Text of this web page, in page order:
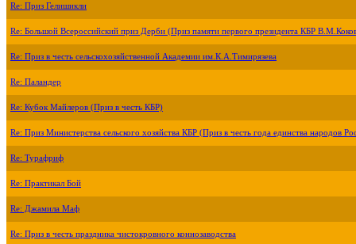
Re: Приз Гелишикли
Re: Большой Всероссийский приз Дерби (Приз памяти первого президента КБР
Re: Приз в честь сельскохозяйственной Академии им.К.А.Тимирязева
Re: Паландер
Re: Кубок Майлеров (Приз в честь КБР)
Re: Приз Министерства сельского хозяйства КБР (Приз в честь года единства народов
Re: Турафриф
Re: Практикал Бой
Re: Джамила Маф
Re: Приз в честь праздника чистокровного коннозаводства